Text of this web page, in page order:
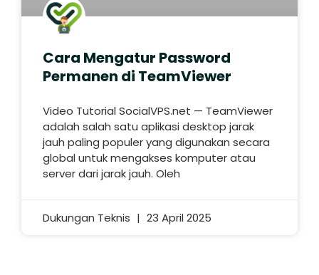
Cara Mengatur Password
Permanen di TeamViewer
Video Tutorial SocialVPS.net — TeamViewer
adalah salah satu aplikasi desktop jarak
jauh paling populer yang digunakan secara
global untuk mengakses komputer atau
server dari jarak jauh. Oleh
Dukungan Teknis 23 April 2025